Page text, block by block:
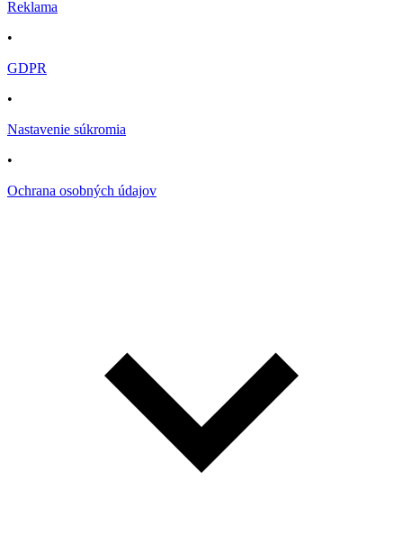
Reklama
•
GDPR
•
Nastavenie súkromia
•
Ochrana osobných údajov